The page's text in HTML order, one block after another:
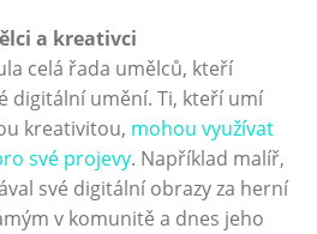
a kreativci
celá řada umělců, kteří
digitální umění. Ti, kteří umí
kreativitou, mohou využívat
své projevy. Například malíř,
své digitální obrazy za herní
v komunitě a dnes jeho